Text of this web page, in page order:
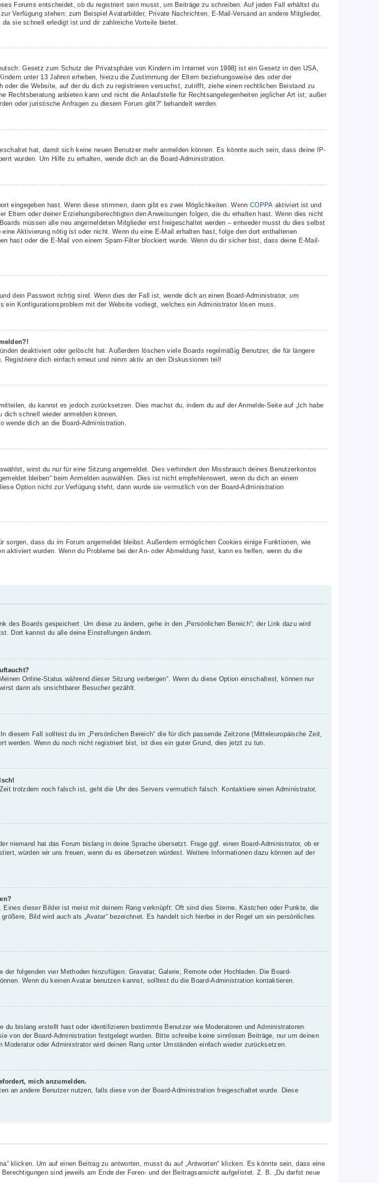
Forums entscheidet, ob du registriert sein musst, um Beiträge zu schreiben. Auf jeden Fall erhältst du
Verfügung stehen: zum Beispiel Avatarbilder, Private Nachrichten, E-Mail-Versand an andere Mitglieder,
sie schnell erledigt ist und dir zahlreiche Vorteile bietet.
Gesetz zum Schutz der Privatsphäre von Kindern im Internet von 1998) ist ein Gesetz in den USA,
unter 13 Jahren erheben, hierzu die Zustimmung der Eltern beziehungsweise des oder der
die Website, auf der du dich zu registrieren versuchst, zutrifft, ziehe einen rechtlichen Beistand zu
Rechtsberatung anbieten kann und nicht die Anlaufstelle für Rechtsangelegenheiten jeglicher Art ist; außer
oder juristische Anfragen zu diesem Forum gibt?“ behandelt werden.
hat, damit sich keine neuen Benutzer mehr anmelden können. Es könnte auch sein, dass deine IP-
wurden. Um Hilfe zu erhalten, wende dich an die Board-Administration.
eingegeben hast. Wenn diese stimmen, dann gibt es zwei Möglichkeiten. Wenn COPPA aktiviert ist und
Eltern oder deiner Erziehungsberechtigten den Anweisungen folgen, die du erhalten hast. Wenn dies nicht
müssen alle neu angemeldeten Mitglieder erst freigeschaltet werden – entweder musst du dies selbst
Aktivierung nötig ist oder nicht. Wenn du eine E-Mail erhalten hast, folge den dort enthaltenen
hast oder die E-Mail von einem Spam-Filter blockiert wurde. Wenn du dir sicher bist, dass deine E-Mail-
dein Passwort richtig sind. Wenn dies der Fall ist, wende dich an einen Board-Administrator, um
Konfigurationsproblem mit der Website vorliegt, welches ein Administrator lösen muss.
deaktiviert oder gelöscht hat. Außerdem löschen viele Boards regelmäßig Benutzer, die für längere
dich einfach erneut und nimm aktiv an den Diskussionen teil!
du kannst es jedoch zurücksetzen. Dies machst du, indem du auf der Anmelde-Seite auf „Ich habe
schnell wieder anmelden können.
wende dich an die Board-Administration.
wirst du nur für eine Sitzung angemeldet. Dies verhindert den Missbrauch deines Benutzerkontos
bleiben“ beim Anmelden auswählen. Dies ist nicht empfehlenswert, wenn du dich an einem
Option nicht zur Verfügung steht, dann wurde sie vermutlich von der Board-Administration
sorgen, dass du im Forum angemeldet bleibst. Außerdem ermöglichen Cookies einige Funktionen, wie
aktiviert wurden. Wenn du Probleme bei der An- oder Abmeldung hast, kann es helfen, wenn du die
des Boards gespeichert. Um diese zu ändern, gehe in den „Persönlichen Bereich“; der Link dazu wird
Dort kannst du alle deine Einstellungen ändern.
Online-Status während dieser Sitzung verbergen“. Wenn du diese Option einschaltest, können nur
dann als unsichtbarer Besucher gezählt.
diesem Fall solltest du im „Persönlichen Bereich“ die für dich passende Zeitzone (Mitteleuropäische Zeit,
werden. Wenn du noch nicht registriert bist, ist dies ein guter Grund, dies jetzt zu tun.
trotzdem noch falsch ist, geht die Uhr des Servers vermutlich falsch. Kontaktiere einen Administrator,
niemand hat das Forum bislang in deine Sprache übersetzt. Frage ggf. einen Board-Administrator, ob er
würden wir uns freuen, wenn du es übersetzen würdest. Weitere Informationen dazu können auf der
dieser Bilder ist meist mit deinem Rang verknüpft: Oft sind dies Sterne, Kästchen oder Punkte, die
Bild wird auch als „Avatar“ bezeichnet. Es handelt sich hierbei in der Regel um ein persönliches
der folgenden vier Methoden hinzufügen: Gravatar, Galerie, Remote oder Hochladen. Die Board-
Wenn du keinen Avatar benutzen kannst, solltest du die Board-Administration kontaktieren.
bislang erstellt hast oder identifizieren bestimmte Benutzer wie Moderatoren und Administratoren.
von der Board-Administration festgelegt wurden. Bitte schreibe keine sinnlosen Beiträge, nur um deinen
oder Administrator wird deinen Rang unter Umständen einfach wieder zurücksetzen.
mich anzumelden.
an andere Benutzer nutzen, falls diese von der Board-Administration freigeschaltet wurde. Diese
klicken. Um auf einen Beitrag zu antworten, musst du auf „Antworten“ klicken. Es könnte sein, dass eine
sind jeweils am Ende der Foren- und der Beitragsansicht aufgelistet. Z. B. „Du darfst neue